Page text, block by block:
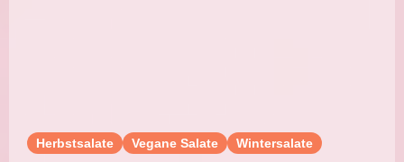
Herbstsalate Vegane Salate Wintersalate